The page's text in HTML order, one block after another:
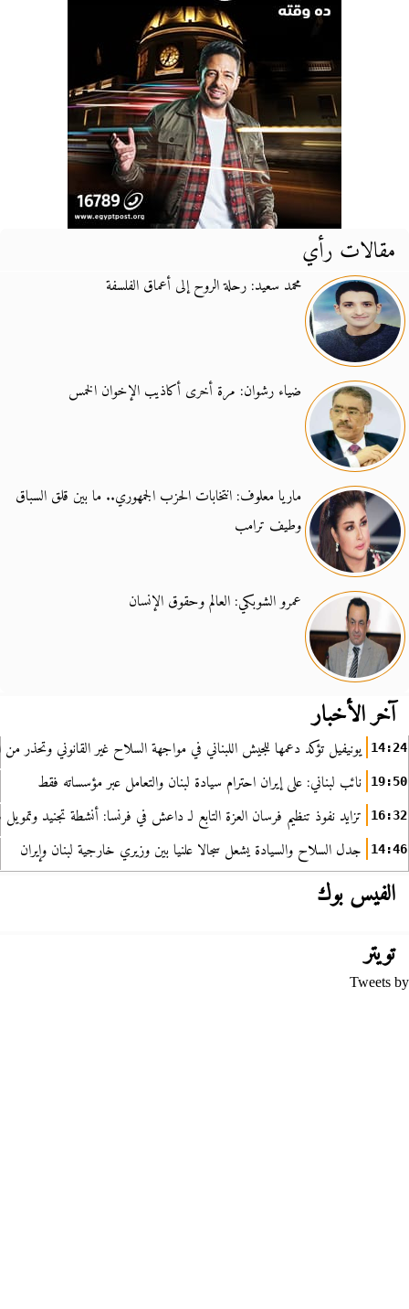
مقالات رأي
محمد سعيد: رحلة الروح إلى أعماق الفلسفة
ضياء رشوان: مرة أخرى أكاذيب الإخوان الخمس
ماريا معلوف: انتخابات الحزب الجمهوري.. ما بين قلق السباق
وطيف ترامب
عمرو الشوبكي: العالم وحقوق الإنسان
آخر الأخبار
14:24 يونيفيل تؤكد دعمها للجيش اللبناني في مواجهة السلاح غير القانوني وتحذر من
19:50 نائب لبناني: على إيران احترام سيادة لبنان والتعامل عبر مؤسساته فقط
16:32 تزايد نفوذ تنظيم فرسان العزة التابع لـ داعش في فرنسا: أنشطة تجنيد
14:46 جدل السلاح والسيادة يشعل سجالا علنيا بين وزيري خارجية لبنان وإيران
الفيس بوك
تويتر
Tweets by